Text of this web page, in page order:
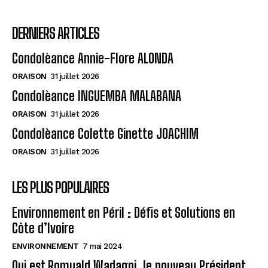
DERNIERS ARTICLES
Condolèance Annie-Flore ALONDA
ORAISON 31 juillet 2026
Condolèance INGUEMBA MALABANA
ORAISON 31 juillet 2026
Condolèance Colette Ginette JOACHIM
ORAISON 31 juillet 2026
LES PLUS POPULAIRES
Environnement en Péril : Défis et Solutions en
Côte d’Ivoire
ENVIRONNEMENT 7 mai 2024